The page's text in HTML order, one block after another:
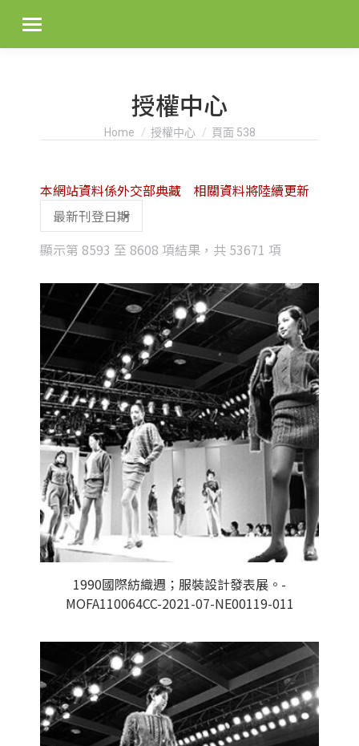
授權中心
You are here:
Home 授權中心 頁面 538
顯示第 8593 至 8608 項結果，共 53671 項
latest
本網站資料係外交部典藏 相關資料將陸續更新
1990國際紡織週；服裝設計發表展。-
MOFA110064CC-2021-07-NE00119-011